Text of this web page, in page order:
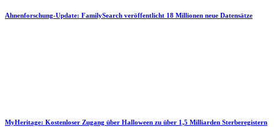
Ahnenforschung-Update: FamilySearch veröffentlicht 18 Millionen neue Datensätze
MyHeritage: Kostenloser Zugang über Halloween zu über 1,5 Milliarden Sterberegistern